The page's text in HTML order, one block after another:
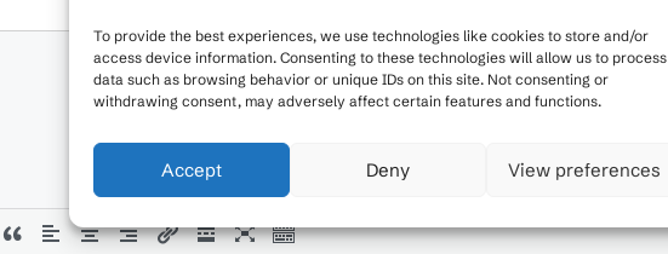
To provide the best experiences, we use technologies like cookies to store and/or
access device information. Consenting to these technologies will allow us to process
data such as browsing behavior or unique IDs on this site. Not consenting or
withdrawing consent, may adversely affect certain features and functions.
Accept Deny View preferences